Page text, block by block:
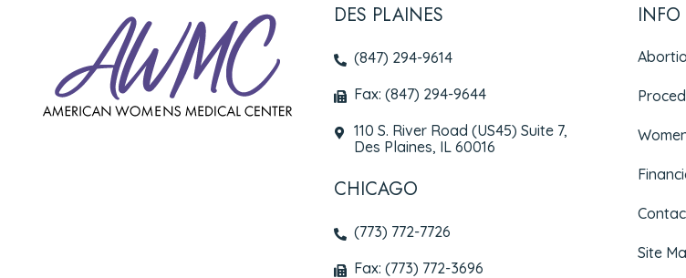
DES PLAINES
(847) 294-9614
Fax: (847) 294-9644
110 S. River Road (US45) Suite 7,
Des Plaines, IL 60016
CHICAGO
(773) 772-7726
Fax: (773) 772-3696
INFO
Site